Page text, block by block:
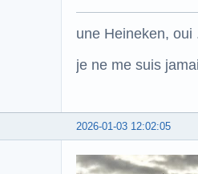
une Heineken,
je ne me suis
2026-01-03 12:02:05